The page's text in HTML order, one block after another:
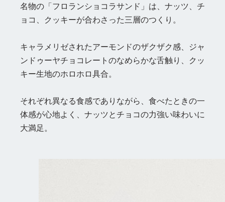
名物の「フロランショコラサンド」は、ナッツ、チ
ョコ、クッキーが合わさった三層のつくり。
キャラメリゼされたアーモンドのザクザク感、ジャ
ンドゥーヤチョコレートのなめらかな舌触り、クッ
キー生地のホロホロ具合。
それぞれ異なる食感でありながら、食べたときの一
体感が心地よく、ナッツとチョコの力強い味わいに
大満足。